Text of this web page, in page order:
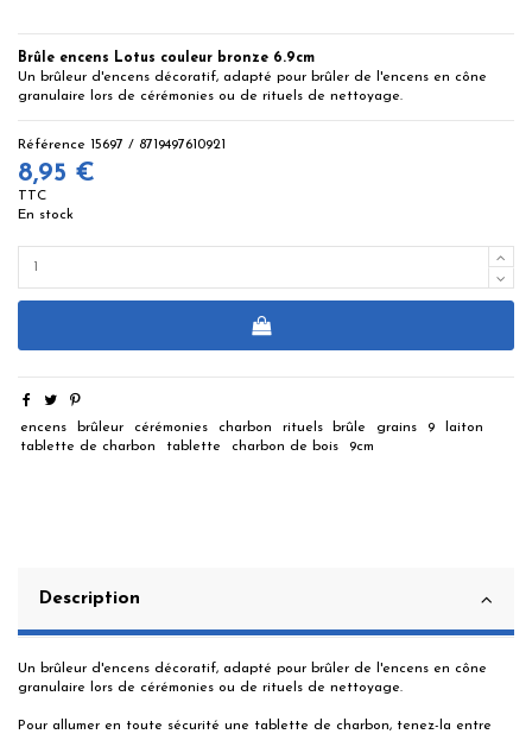
Brûle encens Lotus couleur bronze 6.9cm
Un brûleur d'encens décoratif, adapté pour brûler de l'encens en cône
granulaire lors de cérémonies ou de rituels de nettoyage.
Référence 15697 / 8719497610921
8,95 €
TTC
En stock
encens brûleur cérémonies charbon rituels brûle grains 9
laiton
tablette de charbon
tablette charbon de bois 9cm
Description
Un brûleur d'encens décoratif, adapté pour brûler de l'encens en cône
granulaire lors de cérémonies ou de rituels de nettoyage.
Pour allumer en toute sécurité une tablette de charbon, tenez-la entre